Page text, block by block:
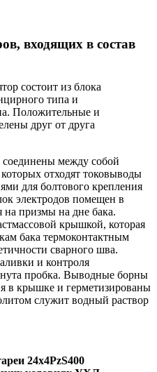
входящих в состав
состоит из блока
типа и
Положительные и
друг от друга
между собой
отходят токовыводы
для болтового крепления
электродов помещен в
на призмы на дне бака.
крышкой, которая
бака термоконтактным
сварного шва.
и контроля
пробка. Выводные борны
в крышке и герметизированы
служит водный раствор
24х4PzS400